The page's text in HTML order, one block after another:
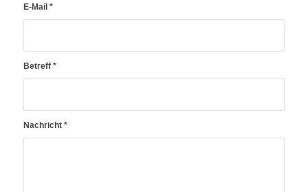
E-Mail *
Betreff *
Nachricht *